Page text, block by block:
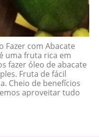
Fazer com Abacate
uma fruta rica em
fazer óleo de abacate
Fruta de fácil
Cheio de benefícios
aproveitar tudo